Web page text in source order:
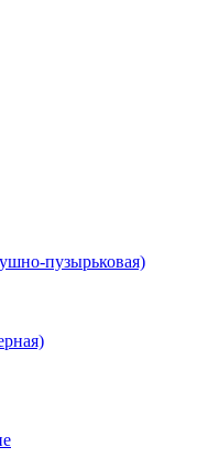
пузырьковая)